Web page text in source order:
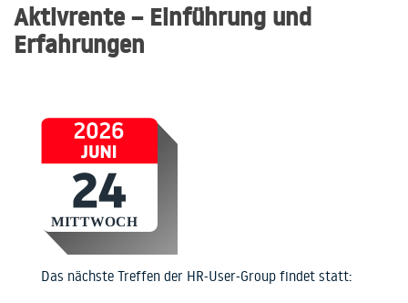
Aktivrente – Einführung und
Erfahrungen
Das nächste Treffen der HR-User-Group findet statt: